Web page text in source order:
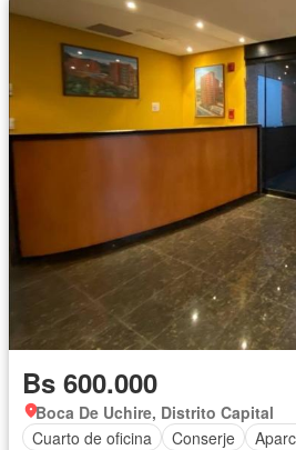
Bs 600.000
Boca De Uchire, Distrito Capital
Cuarto de oficina
Conserje